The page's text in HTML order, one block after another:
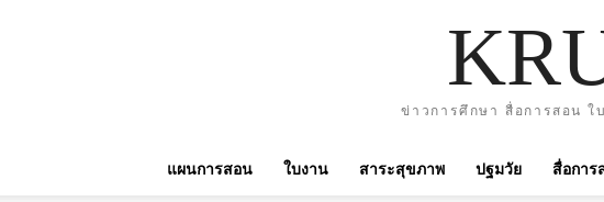
ข่าวการศึกษา สื่อการสอน
แผนการสอน ใบงาน สาระสุขภาพ ปฐมวัย สื่อการ